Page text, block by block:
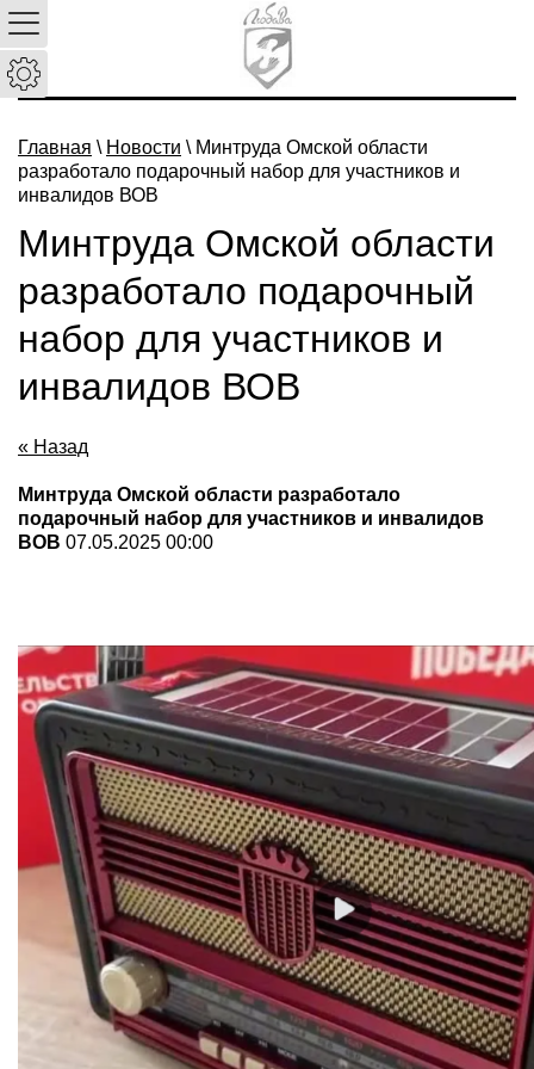
Главная \ Новости \ Минтруда Омской области
разработало подарочный набор для участников и
инвалидов ВОВ
Минтруда Омской области
разработало подарочный
набор для участников и
инвалидов ВОВ
« Назад
Минтруда Омской области разработало
подарочный набор для участников и инвалидов
ВОВ 07.05.2025 00:00